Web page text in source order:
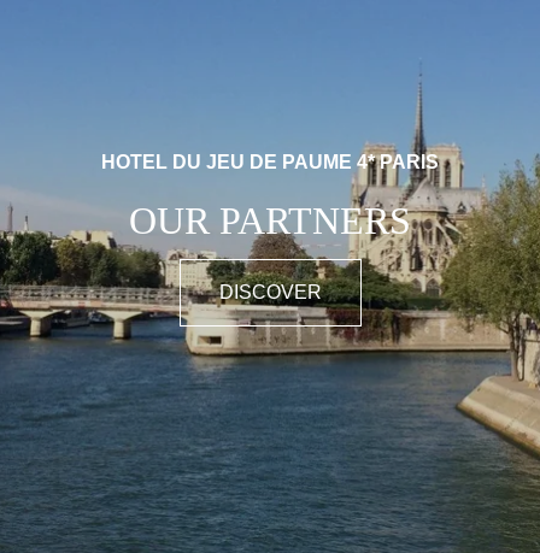
HOTEL DU JEU DE PAUME 4* PARIS
OUR PARTNERS
DISCOVER